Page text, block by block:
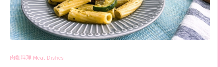
肉類料理 Meat Dishes